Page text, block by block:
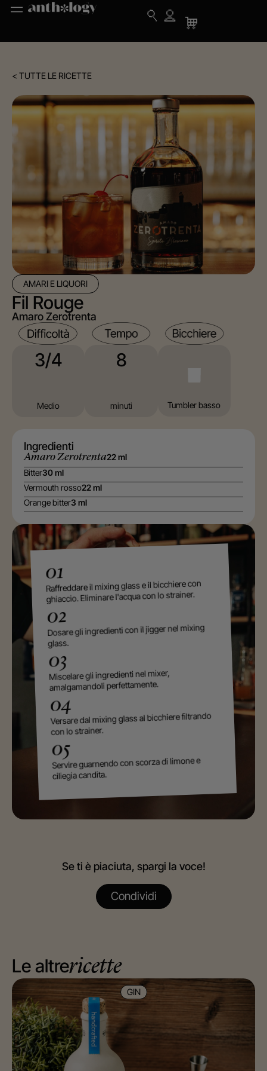
< TUTTE LE RICETTE
AMARI E LIQUORI
Fil Rouge
Amaro Zerotrenta
3/4
Medio
8
minuti ⁠Tumbler basso
Ingredienti
Amaro Zerotrenta22 ml
Bitter30 ml
Vermouth rosso22 ml
Orange bitter3 ml
01
Raffreddare il mixing glass e il bicchiere con
ghiaccio. Eliminare l'acqua con lo strainer.
02
Dosare gli ingredienti con il jigger nel mixing
glass.
03
Miscelare gli ingredienti nel mixer,
amalgamandoli perfettamente.
04
Versare dal mixing glass al bicchiere filtrando
con lo strainer.
05
Servire guarnendo con scorza di limone e
ciliegia candita.
Se ti è piaciuta, spargi la voce!
Condividi
Le altrericette
GIN